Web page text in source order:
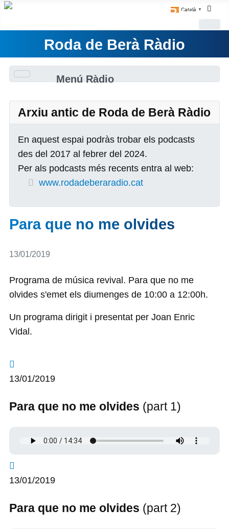
Català ▼
Roda de Berà Ràdio
Menú Ràdio
Arxiu antic de Roda de Berà Ràdio
En aquest espai podràs trobar els podcasts
des del 2017 al febrer del 2024.
Per als podcasts més recents entra al web:
www.rodadeberaradio.cat
Para que no me olvides
Detalls
13/01/2019
Programa de música revival. Para que no me
olvides s'emet els diumenges de 10:00 a 12:00h.
Un programa dirigit i presentat per Joan Enric
Vidal.
13/01/2019
Para que no me olvides (part 1)
13/01/2019
Para que no me olvides (part 2)